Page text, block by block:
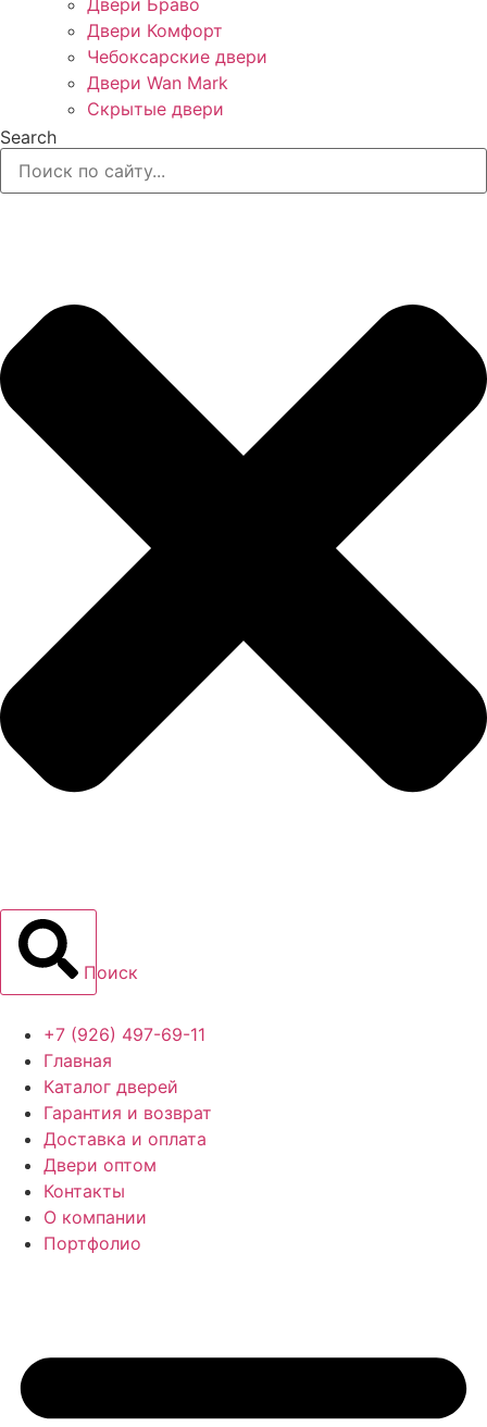
Двери Браво
Двери Комфорт
Чебоксарские двери
Двери Wan Mark
Скрытые двери
Search
Поиск
+7 (926) 497-69-11
Главная
Каталог дверей
Гарантия и возврат
Доставка и оплата
Двери оптом
Контакты
О компании
Портфолио